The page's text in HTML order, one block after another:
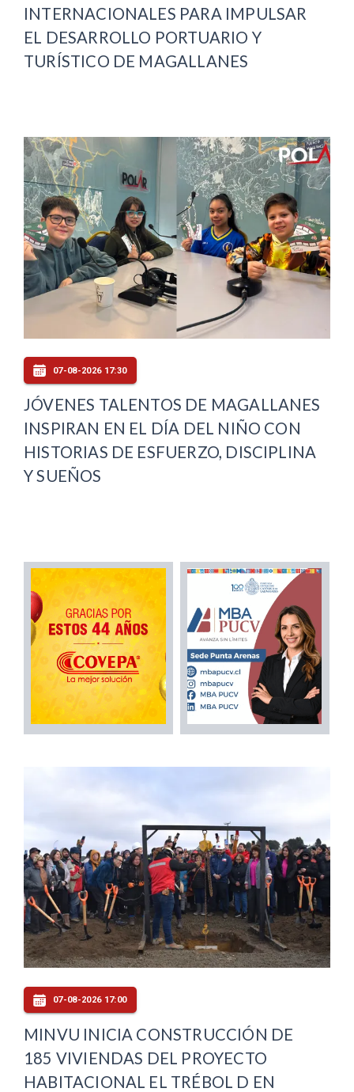
INTERNACIONALES PARA IMPULSAR
EL DESARROLLO PORTUARIO Y
TURÍSTICO DE MAGALLANES
07-08-2026 17:30
JÓVENES TALENTOS DE MAGALLANES
INSPIRAN EN EL DÍA DEL NIÑO CON
HISTORIAS DE ESFUERZO, DISCIPLINA
Y SUEÑOS
07-08-2026 17:00
MINVU INICIA CONSTRUCCIÓN DE
185 VIVIENDAS DEL PROYECTO
HABITACIONAL EL TRÉBOL D EN